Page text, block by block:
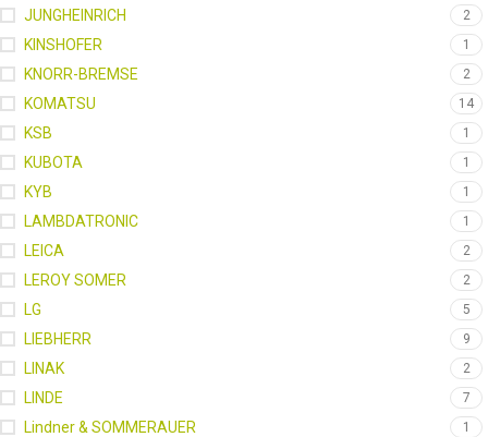
JUNGHEINRICH 2
KINSHOFER 1
KNORR-BREMSE 2
KOMATSU 14
KSB 1
KUBOTA 1
KYB 1
LAMBDATRONIC 1
LEICA 2
LEROY SOMER 2
LG 5
LIEBHERR 9
LINAK 2
LINDE 7
Lindner & SOMMERAUER 1